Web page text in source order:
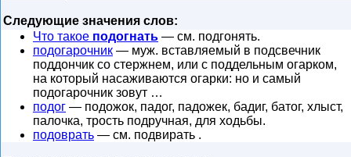
Следующие значения слов:
Что такое подогнать — см. подгонять.
подогарочник — муж. вставляемый в подсвечник
поддончик со стержнем, или с поддельным огарком,
на который насаживаются огарки: но и самый
подогарочник зовут …
подог — подожок, падог, падожек, бадиг, батог, хлыст,
палочка, трость подручная, для ходьбы.
подоврать — см. подвирать .